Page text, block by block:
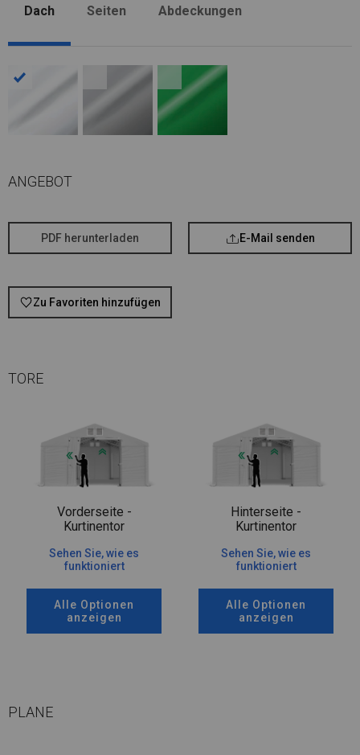
Dach Seiten Abdeckungen
ANGEBOT
PDF herunterladen E-Mail senden
Zu Favoriten hinzufügen
TORE
Vorderseite -
Kurtinentor
Sehen Sie, wie es
funktioniert
Alle Optionen
anzeigen
Hinterseite -
Kurtinentor
Sehen Sie, wie es
funktioniert
Alle Optionen
anzeigen
PLANE